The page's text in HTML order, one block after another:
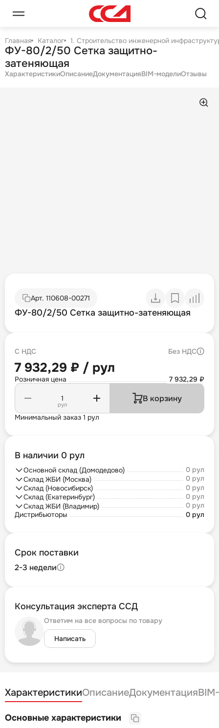
Главная Каталог 1. Строительство инженерной
ФУ-80/2/50 Сетка защитно-
затеняющая
ХарактеристикиОписаниеДокументацияBIM-моделиОтзывы
Арт. 110608-00271
ФУ-80/2/50 Сетка защитно-затеняющая
С НДС Без НДС
7 932,29 ₽ / рул
Розничная цена 7 932,29 ₽
рул
В корзину
Минимальный заказ 1 рул
В наличии 0 рул
Основной склад (Домодедово)
0 рул
Склад ЖБИ (Москва)
0 рул
Склад (Новосибирск)
0 рул
Склад (Екатеринбург)
0 рул
Склад ЖБИ (Владимир)
0 рул
Дистрибьюторы
0 рул
Срок поставки
2-3 недели
Консультация эксперта ССД
Ответим на все вопросы по товару
Написать
ХарактеристикиОписаниеДокументация
Основные характеристики